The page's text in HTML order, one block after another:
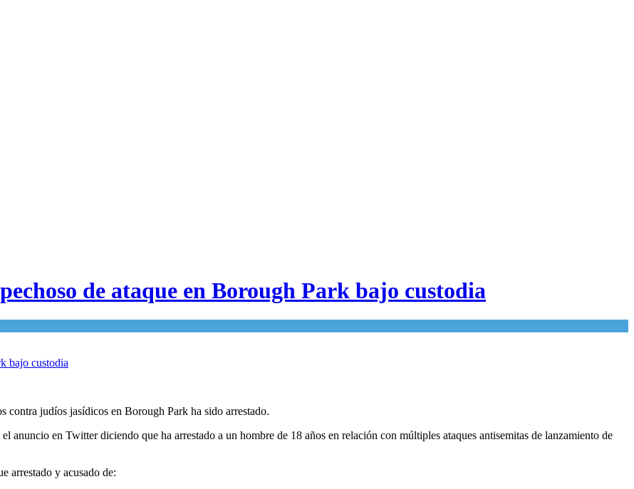
de ataque en Borough Park bajo custodia
contra judíos jasídicos en Borough Park ha sido arrestado.
en Twitter diciendo que ha arrestado a un hombre de 18 años en relación con múltiples ataques antisemitas de lanzamiento de
arrestado y acusado de: